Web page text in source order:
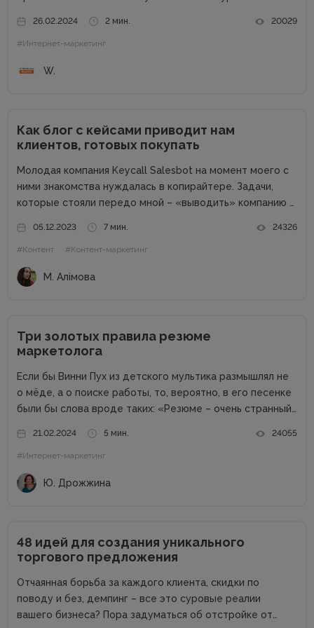
успехам. Добротный комплект «железа» — даже не
обсуждается. Без продвинутого процессора, топовой
26.02.2024 2 мин. 20029
#Интернет-маркетинг
W.
Как блог с кейсами приводит нам
клиентов, готовых покупать
Молодая компания Keycall Salesbot на момент моего с
ними знакомства нуждалась в копирайтере. Задачи,
которые стояли передо мной – «выводить» компанию в
несколько размытая, но все же ясная – мне
предлагалась позиция...
05.12.2023 7 мин. 24326
#Контент #Контент-маркетинг
М. Алімова
Три золотых правила резюме
маркетолога
Если бы Винни Пух из детского мультика размышлял не
о мёде, а о поиске работы, то, вероятно, в его песенке
были бы слова вроде таких: «Резюме – очень странный
что...
21.02.2024 5 мин. 24055
#Интернет-маркетинг
Ю. Дрожжина
48 идей для создания уникального
торгового предложения
Отчаянная борьба за каждого клиента, скидки по
поводу и без, демпинг – все это суровые реалии
вашего бизнеса? Пора задуматься об отстройке от